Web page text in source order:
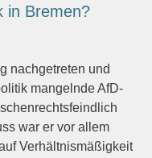
in Bremen?
nachgetreten und
mangelnde AfD-
war er vor allem
Verhältnismäßigkeit